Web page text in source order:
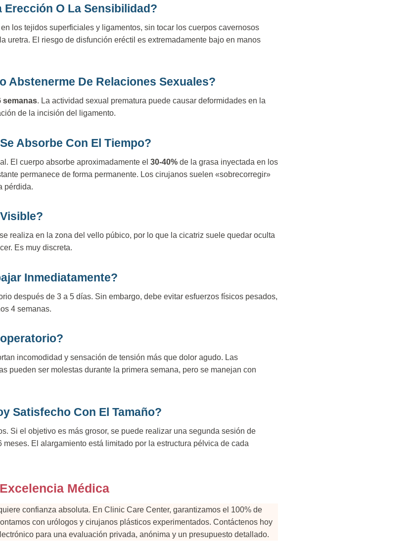
Erección O La Sensibilidad?
los tejidos superficiales y ligamentos, sin tocar los cuerpos cavernosos
uretra. El riesgo de disfunción eréctil es extremadamente bajo en manos
Abstenerme De Relaciones Sexuales?
semanas. La actividad sexual prematura puede causar deformidades en la
de la incisión del ligamento.
Absorbe Con El Tiempo?
El cuerpo absorbe aproximadamente el 30-40% de la grasa inyectada en los
permanece de forma permanente. Los cirujanos suelen «sobrecorregir»
pérdida.
realiza en la zona del vello púbico, por lo que la cicatriz suele quedar oculta
Es muy discreta.
Inmediatamente?
después de 3 a 5 días. Sin embargo, debe evitar esfuerzos físicos pesados,
4 semanas.
incomodidad y sensación de tensión más que dolor agudo. Las
pueden ser molestas durante la primera semana, pero se manejan con
Satisfecho Con El Tamaño?
Si el objetivo es más grosor, se puede realizar una segunda sesión de
El alargamiento está limitado por la estructura pélvica de cada
Médica
confianza absoluta. En Clinic Care Center, garantizamos el 100% de
con urólogos y cirujanos plásticos experimentados. Contáctenos hoy
para una evaluación privada, anónima y un presupuesto detallado.